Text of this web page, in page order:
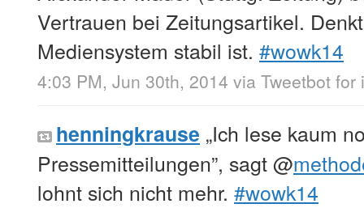
Vertrauen bei Zeitungsartikel.
Mediensystem stabil ist. #wowk14
4:03 PM, Jun 30th, 2014 via Tweetbot for
henningkrause „Ich lese kaum
Pressemitteilungen”, sagt@
lohnt sich nicht mehr. #wowk14